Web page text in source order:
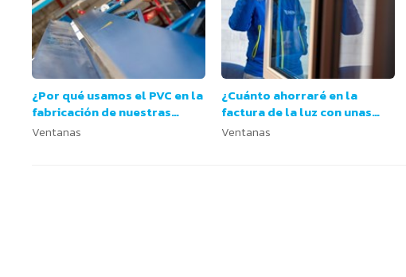
¿Por qué usamos el PVC en la
fabricación de nuestras
ventanas?
Ventanas
¿Cuánto ahorraré en la
factura de la luz con unas
ventanas más eficientes?
Ventanas